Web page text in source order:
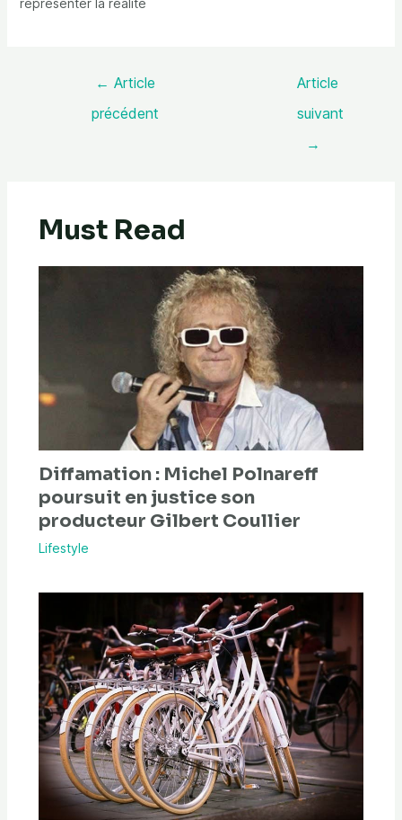
← Article
précédent
Article
suivant
→
Must Read
Diffamation : Michel Polnareff
poursuit en justice son
producteur Gilbert Coullier
Lifestyle